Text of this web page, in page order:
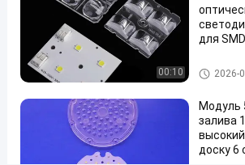
#
объектив
приведенный
лампы
#
Объектив
00:10
для
3030 под
2026-
Модуль
залива
доску 6